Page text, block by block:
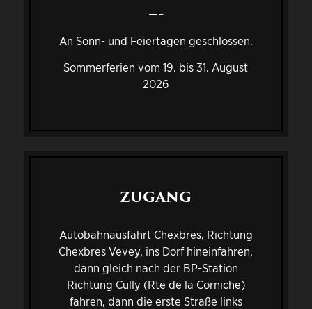
—–
An Sonn- und Feiertagen geschlossen.
Sommerferien vom 19. bis 31. August
2026
ZUGANG
Autobahnausfahrt Chexbres, Richtung
Chexbres Vevey, ins Dorf hineinfahren,
dann gleich nach der BP-Station
Richtung Cully (Rte de la Corniche)
fahren, dann die erste Straße links